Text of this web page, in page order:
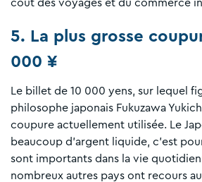
coût des voyages et du commerce
5. La plus grosse
000 ¥
Le billet de 10 000 yens, sur lequel
philosophe japonais Fukuzawa
coupure actuellement utilisée. Le
beaucoup d'argent liquide, c'est
sont importants dans la vie
nombreux autres pays ont recours